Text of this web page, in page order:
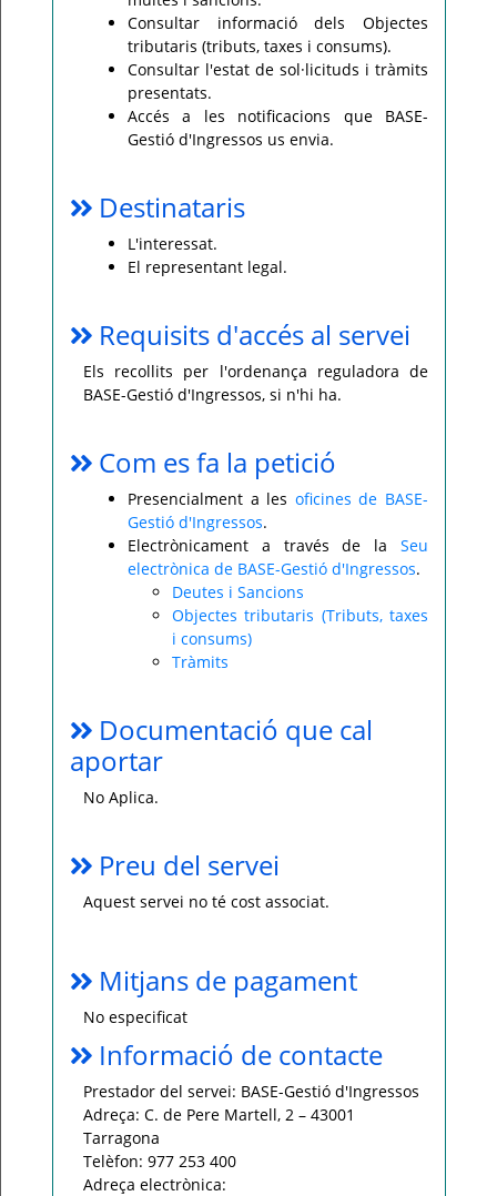
Consultar informació dels Objectes
tributaris (tributs, taxes i consums).
Consultar l'estat de sol·licituds i tràmits
presentats.
Accés a les notificacions que BASE-
Gestió d'Ingressos us envia.
Destinataris
L'interessat.
El representant legal.
Requisits d'accés al servei
Els recollits per l'ordenança reguladora de
BASE-Gestió d'Ingressos, si n'hi ha.
Com es fa la petició
Presencialment a les oficines de BASE-
Gestió d'Ingressos.
Electrònicament a través de la Seu
electrònica de BASE-Gestió d'Ingressos.
Deutes i Sancions
Objectes tributaris (Tributs, taxes
i consums)
Tràmits
Documentació que cal
aportar
No Aplica.
Preu del servei
Aquest servei no té cost associat.
Mitjans de pagament
No especificat
Informació de contacte
Prestador del servei: BASE-Gestió d'Ingressos
Adreça: C. de Pere Martell, 2 – 43001
Tarragona
Telèfon: 977 253 400
Adreça electrònica: